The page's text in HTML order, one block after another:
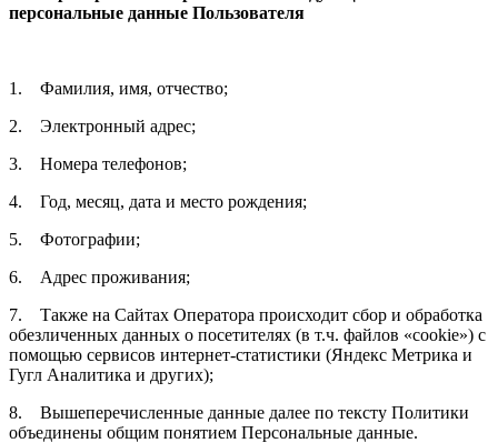
персональные данные Пользователя
1. Фамилия, имя, отчество;
2. Электронный адрес;
3. Номера телефонов;
4. Год, месяц, дата и место рождения;
5. Фотографии;
6. Адрес проживания;
7. Также на Сайтах Оператора происходит сбор и обработка
обезличенных данных о посетителях (в т.ч. файлов «cookie») с
помощью сервисов интернет-статистики (Яндекс Метрика и
Гугл Аналитика и других);
8. Вышеперечисленные данные далее по тексту Политики
объединены общим понятием Персональные данные.